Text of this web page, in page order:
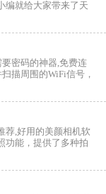
编就给大家带来了天
气预报软件下载合
密码的神器,免费连
描周围的WiFi信号，
连接的选项。用户只
荐,好用的美颜相机软
功能，提供了多种拍
，让用户在拍照时拥